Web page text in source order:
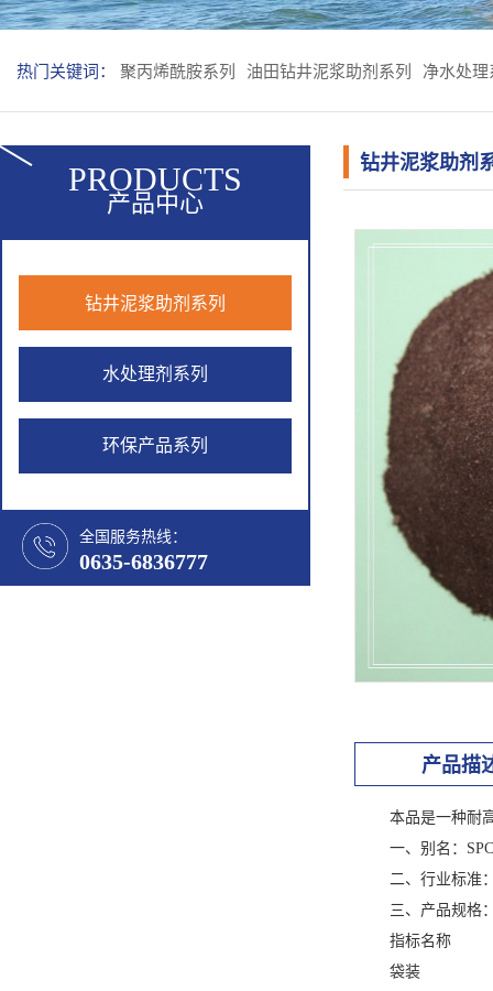
热门关键词： 聚丙烯酰胺系列 油田钻井泥浆助剂系列 净水处
PRODUCTS
产品中心
钻井泥浆助剂系列
水处理剂系列
环保产品系列
全国服务热线：
0635-6836777
钻井泥浆助剂
产品描
本品是一种耐
一、别名： SPC
二、行业标准
三、产品规格
指标名称
袋装